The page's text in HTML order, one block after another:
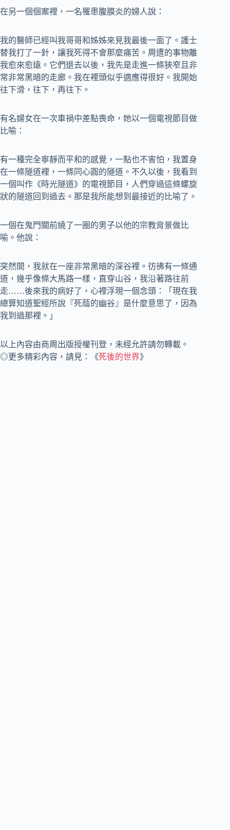
在另一個個案裡，一名罹患腹膜炎的婦人說：
我的醫師已經叫我哥哥和姊姊來見我最後一面了。護士
替我打了一針，讓我死得不會那麼痛苦。周遭的事物離
我愈來愈遠。它們退去以後，我先是走進一條狹窄且非
常非常黑暗的走廊。我在裡頭似乎適應得很好。我開始
往下滑，往下，再往下。
有名婦女在一次車禍中差點喪命，她以一個電視節目做
比喻：
有一種完全寧靜而平和的感覺，一點也不害怕，我置身
在一條隧道裡，一條同心圓的隧道。不久以後，我看到
一個叫作《時光隧道》的電視節目，人們穿過這條螺旋
狀的隧道回到過去。那是我所能想到最接近的比喻了。
一個在鬼門關前繞了一圈的男子以他的宗教背景做比
喻。他說：
突然間，我就在一座非常黑暗的深谷裡。彷彿有一條通
道，幾乎像條大馬路一樣，直穿山谷，我沿著路往前
走……後來我的病好了，心裡浮現一個念頭：「現在我
總算知道聖經所說『死蔭的幽谷』是什麼意思了，因為
我到過那裡。」
以上內容由商周出版授權刊登，未經允許請勿轉載。
◎更多精彩內容，請見：《死後的世界》